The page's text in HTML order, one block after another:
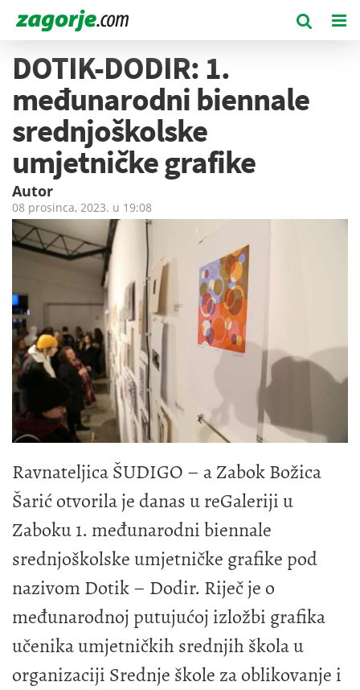
DOTIK-DODIR: 1.
međunarodni biennale
srednjoškolske
umjetničke grafike
Autor
08 prosinca, 2023. u 19:08
Ravnateljica ŠUDIGO – a Zabok Božica
Šarić otvorila je danas u reGaleriji u
Zaboku 1. međunarodni biennale
srednjoškolske umjetničke grafike pod
nazivom Dotik – Dodir. Riječ je o
međunarodnoj putujućoj izložbi grafika
učenika umjetničkih srednjih škola u
organizaciji Srednje škole za oblikovanje i